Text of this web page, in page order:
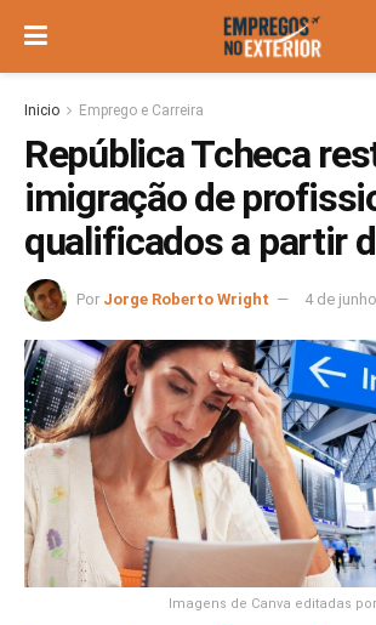
Inicio Emprego e Carreira
República Tcheca
imigração de
qualificados a partir
Por Jorge Roberto Wright 4 de
Imagens de Canva editadas